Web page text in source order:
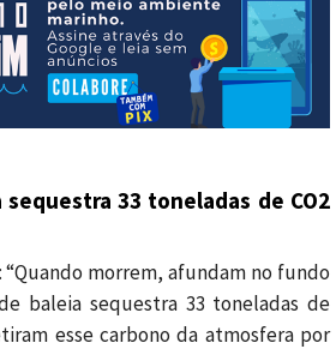
sequestra 33 toneladas de CO2
“Quando morrem, afundam no fundo
baleia sequestra 33 toneladas de
esse carbono da atmosfera por